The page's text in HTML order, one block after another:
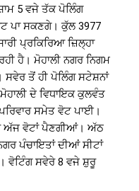
5 ਵਜੇ ਤੱਕ ਪੋਲਿੰਗ
ਪਾ ਸਕਣਗੇ। ਕੁੱਲ 3977
ਪ੍ਰਕਿਰਿਆ ਜ਼ਿਲ੍ਹਾ
ਹੈ। ਮੋਹਾਲੀ ਨਗਰ ਨਿਗਮ
ਤੋਂ ਹੀ ਪੋਲਿੰਗ ਸਟੇਸ਼ਨਾਂ
ਦੇ ਵਿਧਾਇਕ ਕੁਲਵੰਤ
ਸਮੇਤ ਵੋਟ ਪਾਈ।
ਅੱਜ ਵੋਟਾਂ ਪੈਣਗੀਆਂ। ਅੱਠ
ਪੰਚਾਇਤਾਂ ਦੀਆਂ ਸੀਟਾਂ
ਵੋਟਿੰਗ ਸਵੇਰੇ 8 ਵਜੇ ਸ਼ੁਰੂ